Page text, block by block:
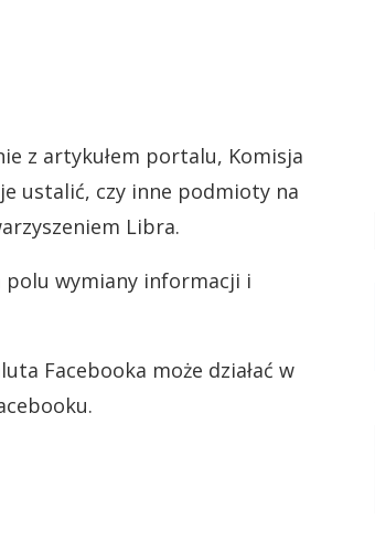
z artykułem portalu, Komisja
ustalić, czy inne podmioty na
Libra.
polu wymiany informacji i
Facebooka może działać w